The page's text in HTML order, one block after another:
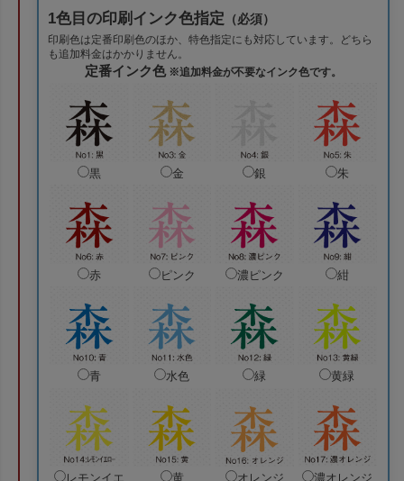
1色目の印刷インク色指定 （必須）
印刷色は定番印刷色のほか、特色指定にも対応しています。どちら
も追加料金はかかりません。
定番インク色※追加料金が不要なインク色です。
黒 金 銀 朱
赤 ピンク 濃ピンク 紺
青 水色 緑 黄緑
レモンイエ 黄 オレンジ 濃オレンジ